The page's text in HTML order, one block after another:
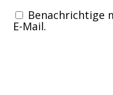
Benachrichtige
E-Mail.